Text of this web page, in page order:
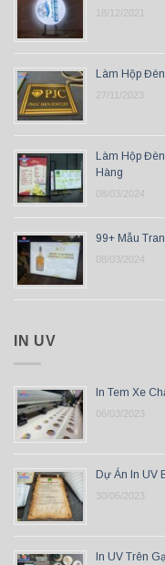
18/12/2021
Làm Hộp
27/11/2023
Làm Hộp
Hàng
08/03/2024
99+ Mẫu
08/03/2024
IN UV
In Tem Xe
06/03/2023
Dự Án In UV
30/06/2023
In UV Trên